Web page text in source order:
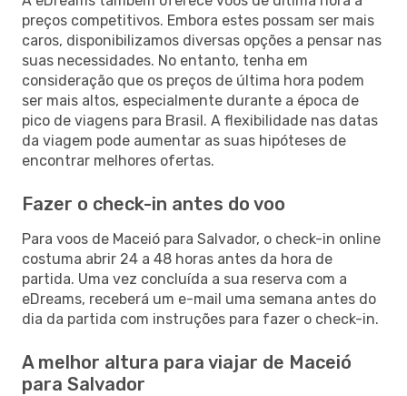
preços competitivos. Embora estes possam ser mais
caros, disponibilizamos diversas opções a pensar nas
suas necessidades. No entanto, tenha em
consideração que os preços de última hora podem
ser mais altos, especialmente durante a época de
pico de viagens para Brasil. A flexibilidade nas datas
da viagem pode aumentar as suas hipóteses de
encontrar melhores ofertas.
Fazer o check-in antes do voo
Para voos de Maceió para Salvador, o check-in online
costuma abrir 24 a 48 horas antes da hora de
partida. Uma vez concluída a sua reserva com a
eDreams, receberá um e-mail uma semana antes do
dia da partida com instruções para fazer o check-in.
A melhor altura para viajar de Maceió
para Salvador